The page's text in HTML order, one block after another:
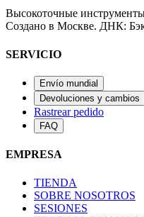
Высокоточные
Создано в Москве. ДНК:
SERVICIO
Envío mundial
Devoluciones y cambios
Rastrear pedido
FAQ
EMPRESA
TIENDA
SOBRE NOSOTROS
SESIONES